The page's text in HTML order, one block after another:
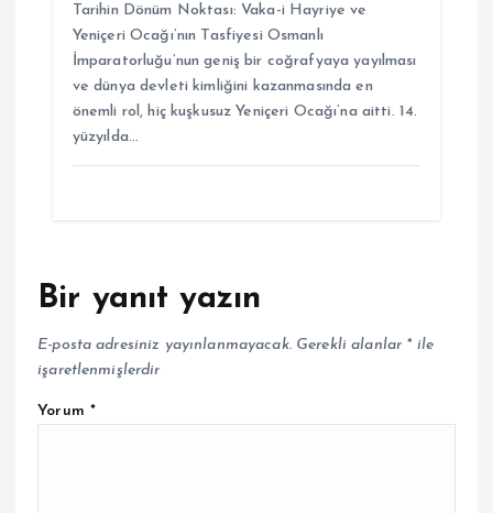
Tarihin Dönüm Noktası: Vaka-i Hayriye ve
Yeniçeri Ocağı’nın Tasfiyesi Osmanlı
İmparatorluğu’nun geniş bir coğrafyaya yayılması
ve dünya devleti kimliğini kazanmasında en
önemli rol, hiç kuşkusuz Yeniçeri Ocağı’na aitti. 14.
yüzyılda…
Bir yanıt yazın
E-posta adresiniz yayınlanmayacak. Gerekli alanlar *ile
işaretlenmişlerdir
Yorum *